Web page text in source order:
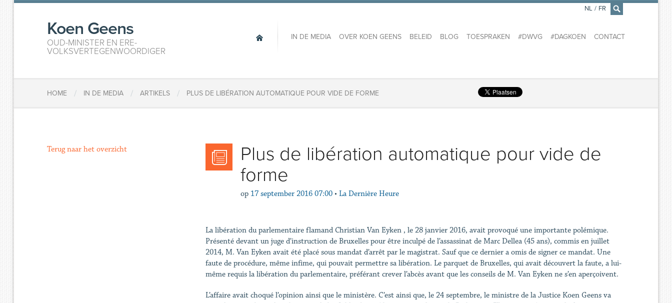
×
Koen Geens
OUD-MINISTER EN ERE-
VOLKSVERTEGENWOORDIGER
IN DE MEDIA OVER KOEN GEENS BELEID BLOG TOESPRAKEN #DWVG #DAGKOEN CONTACT
NL / FR
HOME / IN DE MEDIA / ARTIKELS / PLUS DE LIBÉRATION AUTOMATIQUE POUR VIDE DE FORME
Plus de libération automatique pour vide de
forme
op 17 september 2016 07:00 • La Dernière Heure
La libération du parlementaire flamand Christian Van Eyken , le 28 janvier 2016, avait provoqué une importante polémique.
Présenté devant un juge d’instruction de Bruxelles pour être inculpé de l’assassinat de Marc Dellea (45 ans), commis en juillet
2014, M. Van Eyken avait été placé sous mandat d’arrêt par le magistrat. Sauf que ce dernier a omis de signer ce mandat. Une
faute de procédure, même infime, qui pouvait permettre sa libération. Le parquet de Bruxelles, qui avait découvert la faute, a lui-
même requis la libération du parlementaire, préférant crever l’abcès avant que les conseils de M. Van Eyken ne s’en aperçoivent.
L’affaire avait choqué l’opinion ainsi que le ministère. C’est ainsi que, le 24 septembre, le ministre de la Justice Koen Geens va
Terug naar het overzicht